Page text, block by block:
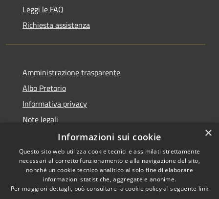
Leggi le FAQ
Richiesta assistenza
Amministrazione trasparente
Albo Pretorio
Informativa privacy
Note legali
Dichiarazione di accessibilità
RSS
Accessibilità
Copyright © 2026 • Comune di
×
Informazioni sui cookie
Questo sito web utilizza cookie tecnici e assimilati strettamente
necessari al corretto funzionamento e alla navigazione del sito,
nonché un cookie tecnico analitico al solo fine di elaborare
informazioni statistiche, aggregate e anonime.
Per maggiori dettagli, può consultare la cookie policy al seguente link